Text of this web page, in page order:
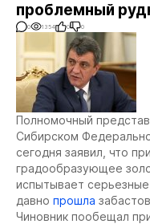
проблемный
0 1354 0 0
Полномочный
Сибирском
сегодня заявил, что
градообразующее
испытывает
давно прошла
Чиновник пообещал